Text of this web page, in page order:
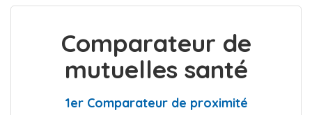
Comparateur de
mutuelles santé
1er Comparateur de proximité